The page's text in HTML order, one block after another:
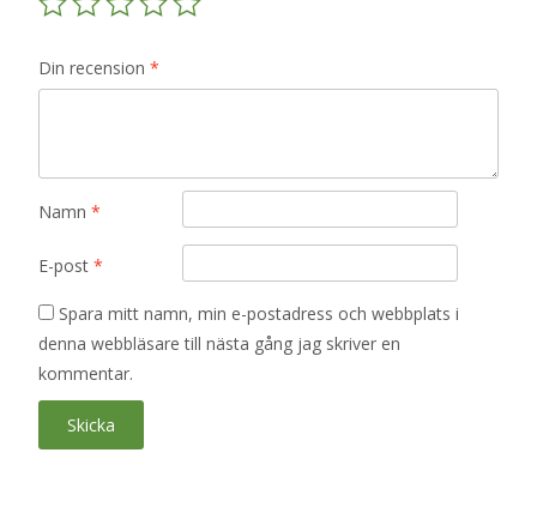
Din recension *
Namn *
E-post *
Spara mitt namn, min e-postadress och webbplats i
denna webbläsare till nästa gång jag skriver en
kommentar.